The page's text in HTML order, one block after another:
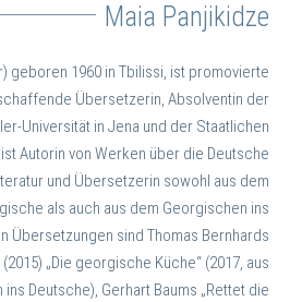
Maia Panjikidze
geboren 1960 in Tbilissi, ist promovierte
Übersetzerin, Absolventin der
Universität in Jena und der Staatlichen
Autorin von Werken über die Deutsche
und Übersetzerin sowohl aus dem
als auch aus dem Georgischen ins
Übersetzungen sind Thomas Bernhards
„Die georgische Küche“ (2017, aus
Deutsche), Gerhart Baums „Rettet die